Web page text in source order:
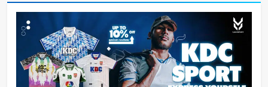
เปลี่ยนแฟนคลับให้เป็นผู้สร้างคอนเทนต์
Oat Content 18 ชั่วโมง ago